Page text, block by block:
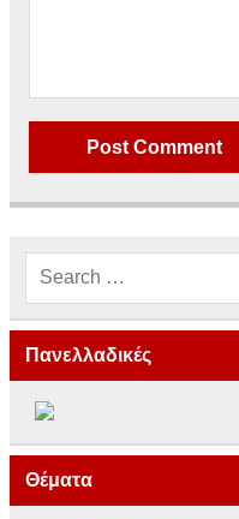
Πανελλαδικές
Θέματα